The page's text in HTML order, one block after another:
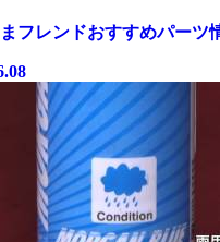
フレンドおすすめパーツ